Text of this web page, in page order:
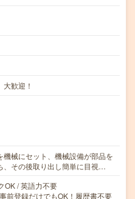
歓迎！
械にセット、機械設備が部品を
、その後取り出し簡単に目視…
OK / 英語力不要
前登録だけでもOK！履歴書不要